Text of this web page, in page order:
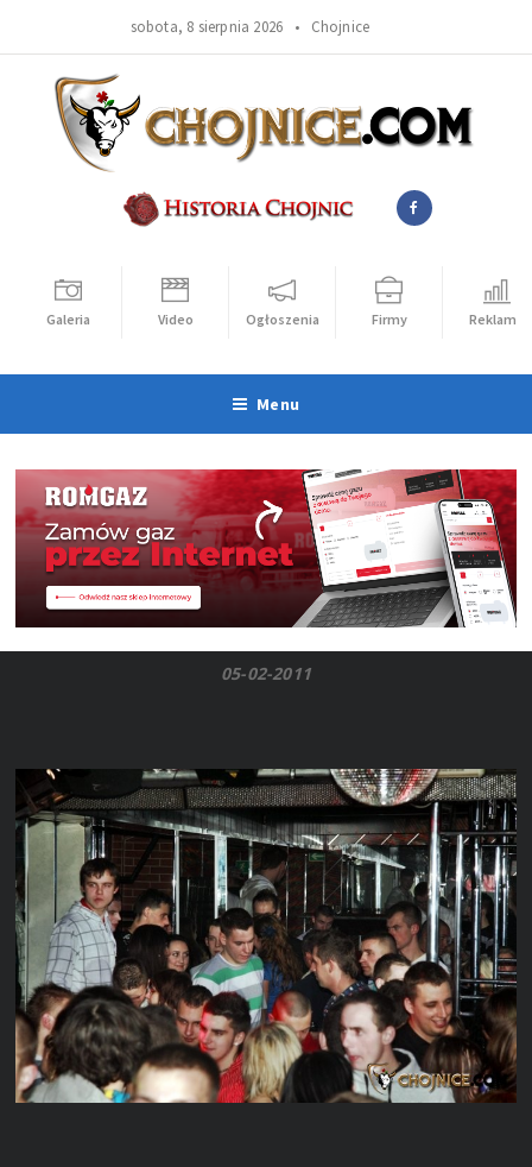
sobota, 8 sierpnia 2026 • Chojnice
Galeria Video Ogłoszenia Firmy Reklama
Menu
05-02-2011